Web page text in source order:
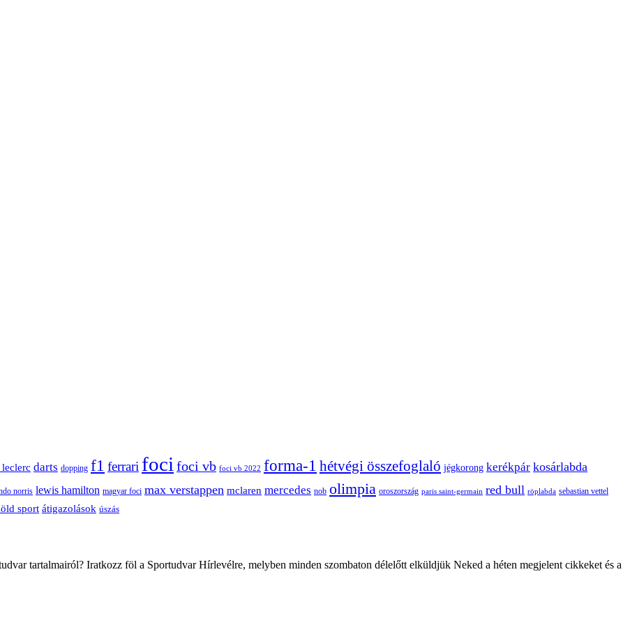
leclerc darts dopping f1 ferrari foci foci vb foci vb 2022 forma-1 hétvégi összefoglaló jégkorong kerékpár kosárlabda
norris lewis hamilton magyar foci max verstappen mclaren mercedes nob olimpia oroszország paris saint-germain red bull röplabda sebastian vettel
sport átigazolások úszás
tartalmairól? Iratkozz föl a Sportudvar Hírlevélre, melyben minden szombaton délelőtt elküldjük Neked a héten megjelent cikkeket és a